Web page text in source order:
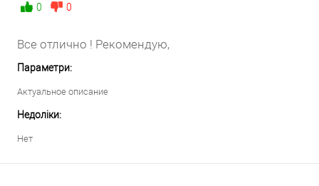
0 0
Все отлично ! Рекомендую,
Параметри:
Актуальное описание
Недоліки:
Нет